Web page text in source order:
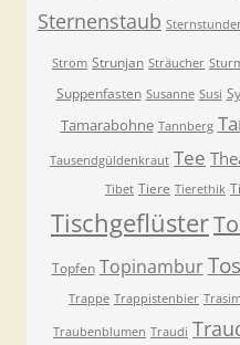
Sternenstaub
Strom Strunjan Sträucher
Suppenfasten Susanne Susi
Tamarabohne Tannberg
Tausendgüldenkraut Tee
Tibet Tiere Tierethik
Tischgeflüster
Topfen Topinambur
Trappe Trappistenbier
Traubenblumen Traudi